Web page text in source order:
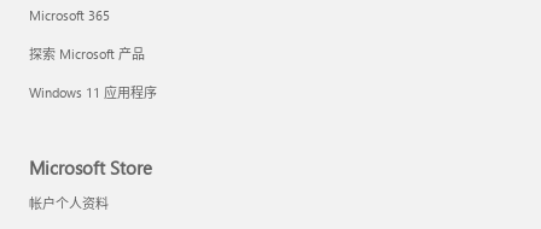
Microsoft 365
探索 Microsoft 产品
Windows 11 应用程序
Microsoft Store
帐户个人资料